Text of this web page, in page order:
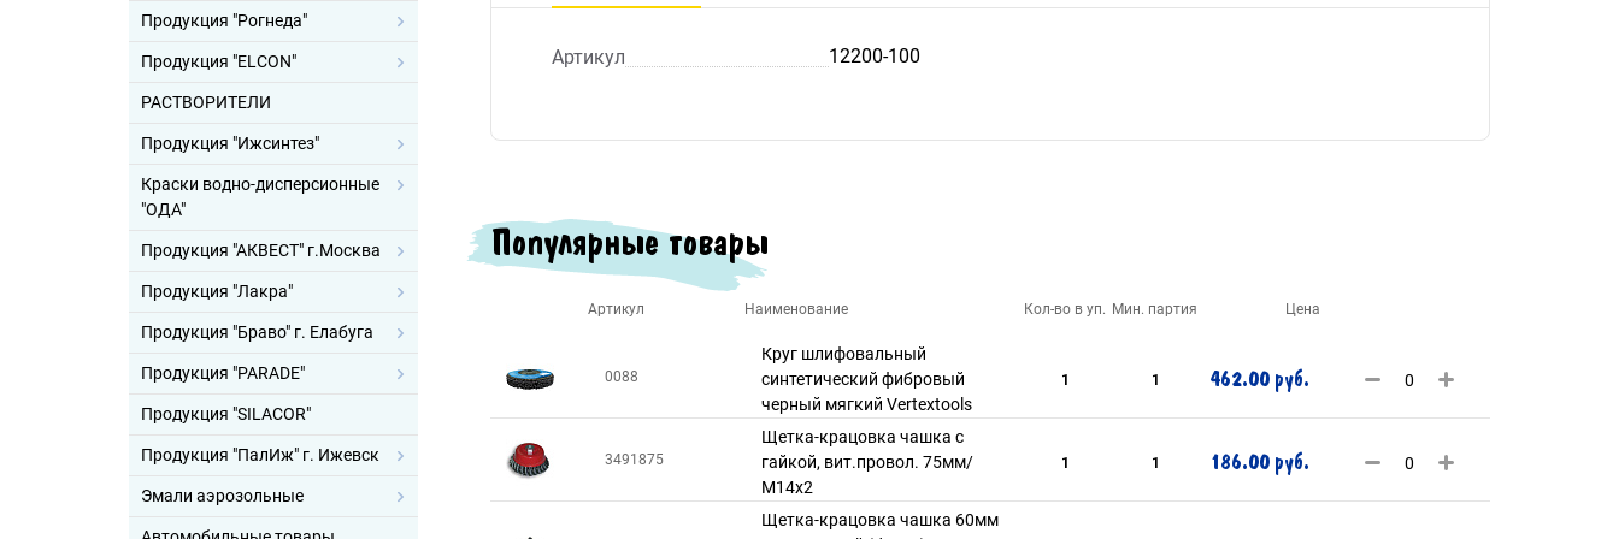
Продукция "Рогнеда"
Продукция "ELCON"
РАСТВОРИТЕЛИ
Продукция "Ижсинтез"
Краски водно-дисперсионные
"ОДА"
Продукция "АКВЕСТ" г.Москва
Продукция "Лакра"
Продукция "Браво" г. Елабуга
Продукция "PARADE"
Продукция "SILACOR"
Продукция "ПалИж" г. Ижевск
Эмали аэрозольные
Артикул 12200-100
Популярные товары
Артикул Наименование Кол-во в уп. Мин. партия Цена
0088
Круг шлифовальный
синтетический фибровый
черный мягкий Vertextools
1 1 462.00 руб.
3491875
Щетка-крацовка чашка с
гайкой, вит.провол. 75мм/
М14х2
1 1 186.00 руб.
Щетка-крацовка чашка 60мм